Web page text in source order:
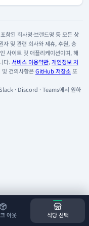
아웃 식당 선택
함된 회사명·브랜드명 등 모든 상
자 및 관련 회사와 제휴, 후원, 승
사이트 및 애플리케이션이며, 해
다. 서비스 이용약관, 개인정보 처
건의사항은GitHub 저장소 또
· Discord · Teams에서 원하